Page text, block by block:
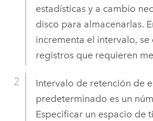
estadísticas y a cambio
disco para almacenarlas.
incrementa el intervalo, se
registros que requieren
Intervalo de retención de
predeterminado es un
Especificar un espacio de